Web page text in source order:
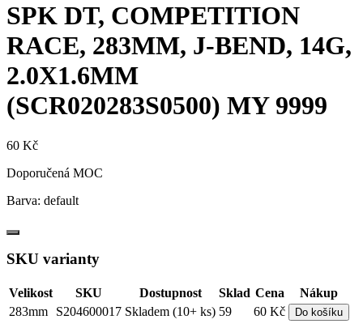
SPK DT, COMPETITION
RACE, 283MM, J-BEND, 14G,
2.0X1.6MM
(SCR020283S0500) MY 9999
60 Kč
Doporučená MOC
Barva: default
SKU varianty
Velikost SKU Dostupnost Sklad Cena
Nákup
283mm
S204600017 Skladem (10+ ks) 59 60 Kč Do košíku